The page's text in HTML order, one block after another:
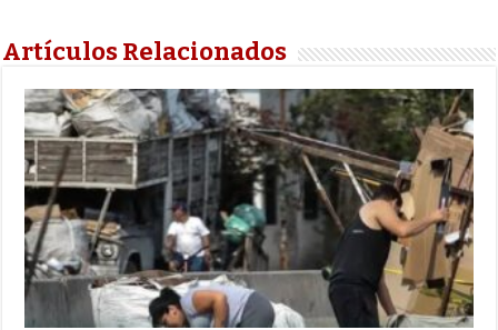
Artículos Relacionados